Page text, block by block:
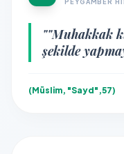
PEYGAMBER
""Muhakkak
şekilde
(Müslim, "Sayd",57)